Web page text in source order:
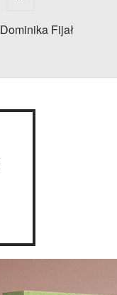
Dominika Fijał